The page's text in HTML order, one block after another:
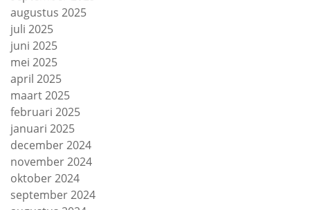
augustus 2025
juli 2025
juni 2025
mei 2025
april 2025
maart 2025
februari 2025
januari 2025
december 2024
november 2024
oktober 2024
september 2024